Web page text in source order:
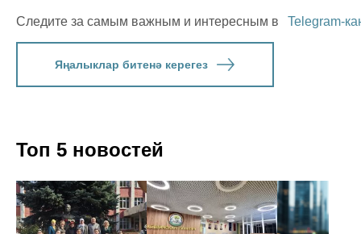
Следите за самым важным и интересным в Telegram-
Яңалыклар битенә керегез
Топ 5 новостей